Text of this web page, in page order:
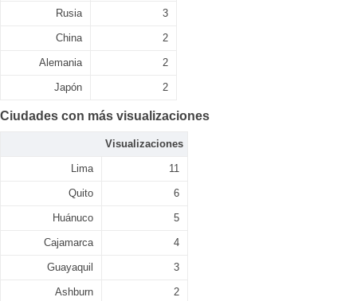
Rusia 3
China 2
Alemania 2
Japón 2
Ciudades con más visualizaciones
Visualizaciones
Lima 11
Quito 6
Huánuco 5
Cajamarca 4
Guayaquil 3
Ashburn 2